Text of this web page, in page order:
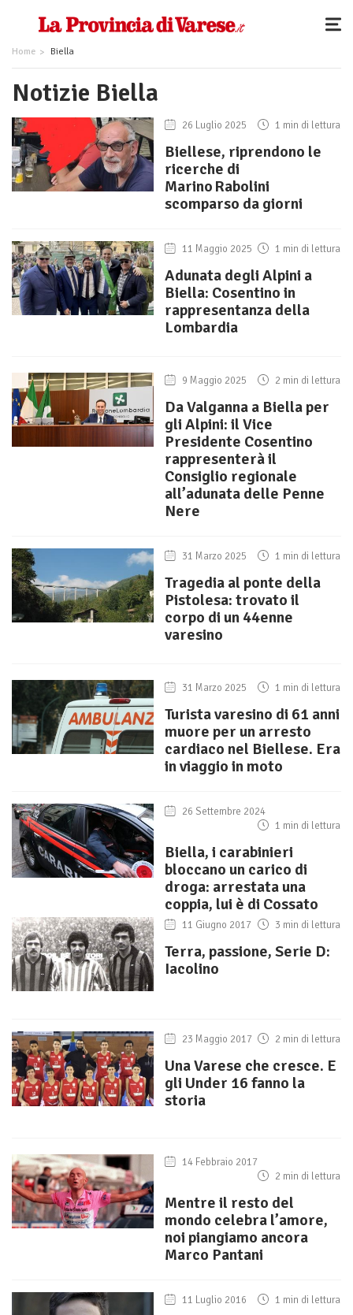
Home Biella
Notizie Biella
26 Luglio 2025 1 min di lettura
Biellese, riprendono le
ricerche di
Marino Rabolini
scomparso da giorni
11 Maggio 2025 1 min di lettura
Adunata degli Alpini a
Biella: Cosentino in
rappresentanza della
Lombardia
9 Maggio 2025 2 min di lettura
Da Valganna a Biella per
gli Alpini: il Vice
Presidente Cosentino
rappresenterà il
Consiglio regionale
all’adunata delle Penne
Nere
31 Marzo 2025 1 min di lettura
Tragedia al ponte della
Pistolesa: trovato il
corpo di un 44enne
varesino
31 Marzo 2025 1 min di lettura
Turista varesino di 61 anni
muore per un arresto
cardiaco nel Biellese. Era
in viaggio in moto
26 Settembre 2024
1 min di lettura
Biella, i carabinieri
bloccano un carico di
droga: arrestata una
coppia, lui è di Cossato
11 Giugno 2017 3 min di lettura
Terra, passione, Serie D:
Iacolino
23 Maggio 2017 2 min di lettura
Una Varese che cresce. E
gli Under 16 fanno la
storia
14 Febbraio 2017
2 min di lettura
Mentre il resto del
mondo celebra l’amore,
noi piangiamo ancora
Marco Pantani
11 Luglio 2016 1 min di lettura